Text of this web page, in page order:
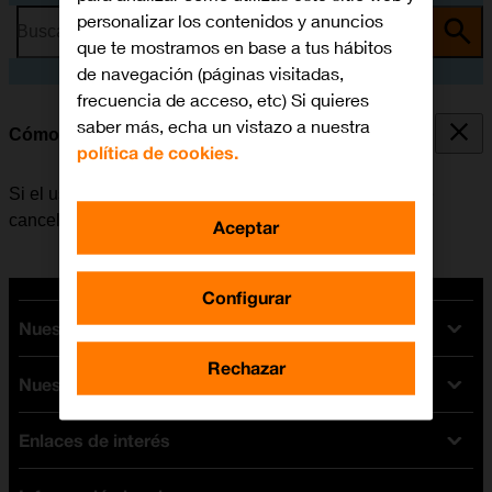
Busca por problema o tema
Cómo cancelar todos los desvíos
Si el usuario ya no desea desviar sus llamadas, puede
cancelar los desvíos.
Nuestras tarifas
Tarifas Orange
Tarifas fibra y móvil
Tarifas móviles
Tarifas internet y fibra
Nuestros dispositivos
Ofertas en móviles
iPhone
Enlaces de interés
personalizar los contenidos y anuncios
que te mostramos en base a tus hábitos
de navegación (páginas visitadas,
frecuencia de acceso, etc) Si quieres
saber más, echa un vistazo a nuestra
política de cookies.
Configurar
Rechazar
Aceptar